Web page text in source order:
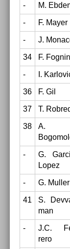
- M.
- F. Mayer
- J.
34 F.
- I.
36 F. Gil
37 T.
38
A.
-
G.
Lopez
- G. Mull­er
41
S.
man
-
J.C.
rero